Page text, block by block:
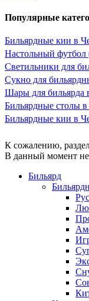
Популярные
Бильярдные кии в
Настольный футбол
Светильники для
Сукно для
Шары для бильярда
Бильярдные столы в
Бильярдные кии в
К сожалению,
В данный момент
Бильярд